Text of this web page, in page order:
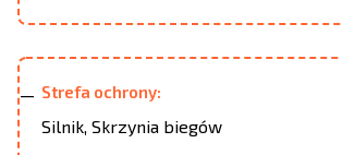
Strefa ochrony:
Silnik, Skrzynia biegów